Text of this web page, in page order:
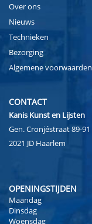
Over ons
Nieuws
Technieken
Bezorging
Algemene voorwaarden
CONTACT
Kanis Kunst en Lijsten
Gen. Cronjéstraat 89-91
2021 JD Haarlem
OPENINGSTIJDEN
Maandag
Dinsdag
Woensdag